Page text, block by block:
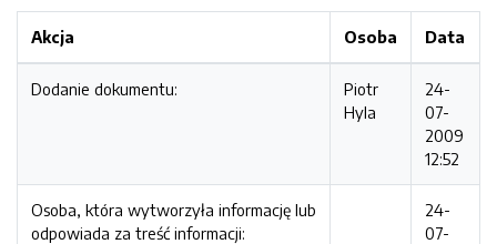
Akcja Osoba Data
Dodanie dokumentu:
Piotr
Hyla
24-
07-
2009
12:52
Osoba, która wytworzyła informację lub
odpowiada za treść informacji:
24-
07-